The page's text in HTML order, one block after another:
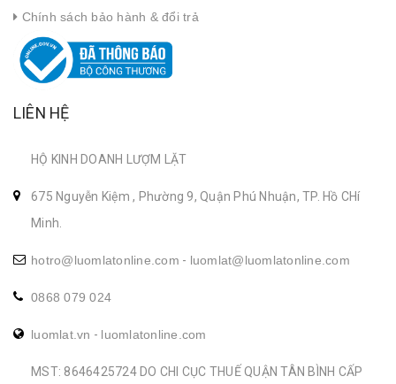
Chính sách bảo hành & đổi trả
LIÊN HỆ
HỘ KINH DOANH LƯỢM LẶT
675 Nguyễn Kiệm , Phường 9, Quận Phú Nhuận, TP. Hồ CHí
Minh.
hotro@luomlatonline.com - luomlat@luomlatonline.com
0868 079 024
luomlat.vn - luomlatonline.com
MST: 8646425724 DO CHI CỤC THUẾ QUẬN TÂN BÌNH CẤP